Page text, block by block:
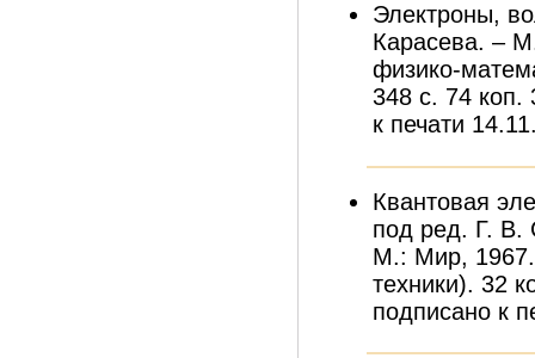
Электроны,
Карасева. –
физико-
348 с. 74 коп.
к печати
Квантовая
под ред. Г. В.
М.: Мир, 1967.
техники). 32
подписано к